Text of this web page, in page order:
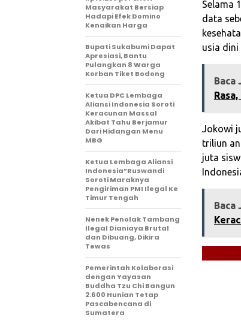
Selama
data
usia dini
Baca
Jokowi
triliun
juta
Baca
Masyarakat Bersiap
Hadapi Efek Domino
Kenaikan Harga
‎Bupati Sukabumi Dapat
Apresiasi, Bantu
Pulangkan 8 Warga
Korban Tiket Bodong‎
Ketua DPC Lembaga
Aliansi Indonesia Soroti
Keracunan Massal
Akibat Tahu Berjamur
Dari Hidangan Menu
MBG
Ketua Lembaga Aliansi
Indonesia”Ruswandi
Soroti Maraknya
Pengiriman PMI Ilegal Ke
Timur Tengah
Nenek Penolak Tambang
Ilegal Dianiaya Brutal
dan Dibuang, Dikira
Tewas
Pemerintah Kolaborasi
dengan Yayasan
Buddha Tzu Chi Bangun
2.600 Hunian Tetap
Pascabencana di
Sumatera